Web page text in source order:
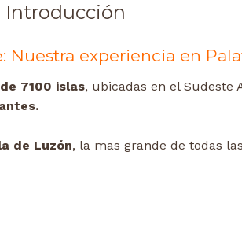
Introducción
Nuestra experiencia en
7100 islas, ubicadas en el Sudeste
de Luzón, la mas grande de todas